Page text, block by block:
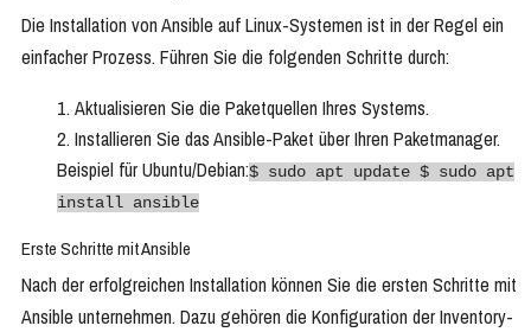
Die Installation von Ansible auf Linux-Systemen ist in der Regel ein
einfacher Prozess. Führen Sie die folgenden Schritte durch:
Aktualisieren Sie die Paketquellen Ihres Systems.
Installieren Sie das Ansible-Paket über Ihren Paketmanager.
Beispiel für Ubuntu/Debian:$ sudo apt update $ sudo apt
install ansible
Erste Schritte mit Ansible
Nach der erfolgreichen Installation können Sie die ersten Schritte mit
Ansible unternehmen. Dazu gehören die Konfiguration der Inventory-